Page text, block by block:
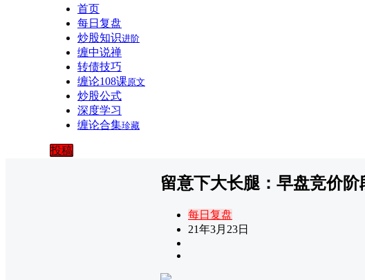
首页
每日复盘
炒股知识进阶
缠中说禅
转债技巧
缠论108课原文
炒股公式
深度学习
缠论合集珍藏
投稿
留意下大长腿：早盘竞价
每日复盘
21年3月23日